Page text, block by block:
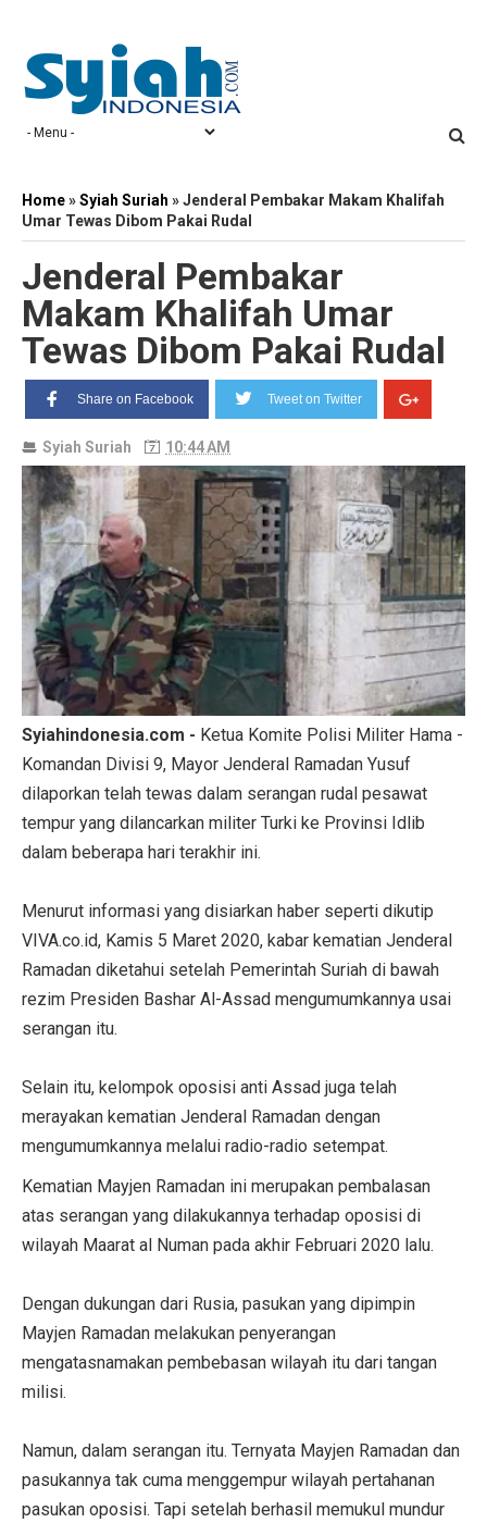
Home»Syiah Suriah »Jenderal Pembakar Makam Khalifah
Umar Tewas Dibom Pakai Rudal
Jenderal Pembakar
Makam Khalifah Umar
Tewas Dibom Pakai Rudal
Share on Facebook Tweet on Twitter
Syiah Suriah 10:44 AM
Syiahindonesia.com - Ketua Komite Polisi Militer Hama -
Komandan Divisi 9, Mayor Jenderal Ramadan Yusuf
dilaporkan telah tewas dalam serangan rudal pesawat
tempur yang dilancarkan militer Turki ke Provinsi Idlib
dalam beberapa hari terakhir ini.
Menurut informasi yang disiarkan haber seperti dikutip
VIVA.co.id, Kamis 5 Maret 2020, kabar kematian Jenderal
Ramadan diketahui setelah Pemerintah Suriah di bawah
rezim Presiden Bashar Al-Assad mengumumkannya usai
serangan itu.
Selain itu, kelompok oposisi anti Assad juga telah
merayakan kematian Jenderal Ramadan dengan
mengumumkannya melalui radio-radio setempat.
Kematian Mayjen Ramadan ini merupakan pembalasan
atas serangan yang dilakukannya terhadap oposisi di
wilayah Maarat al Numan pada akhir Februari 2020 lalu.
Dengan dukungan dari Rusia, pasukan yang dipimpin
Mayjen Ramadan melakukan penyerangan
mengatasnamakan pembebasan wilayah itu dari tangan
milisi.
Namun, dalam serangan itu. Ternyata Mayjen Ramadan dan
pasukannya tak cuma menggempur wilayah pertahanan
pasukan oposisi. Tapi setelah berhasil memukul mundur